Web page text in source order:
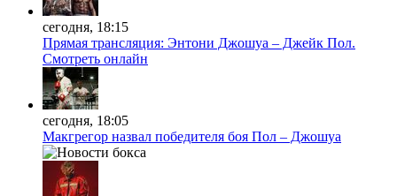
сегодня, 18:15
Прямая трансляция: Энтони Джошуа – Джейк Пол.
Смотреть онлайн
сегодня, 18:05
Макгрегор назвал победителя боя Пол – Джошуа